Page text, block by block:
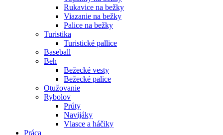
Rukavice na bežky
Viazanie na bežky
Palice na bežky
Turistika
Turistické pallice
Baseball
Beh
Bežecké vesty
Bežecké palice
Otužovanie
Rybolov
Prúty
Navijáky
Vlasce a háčiky
Práca